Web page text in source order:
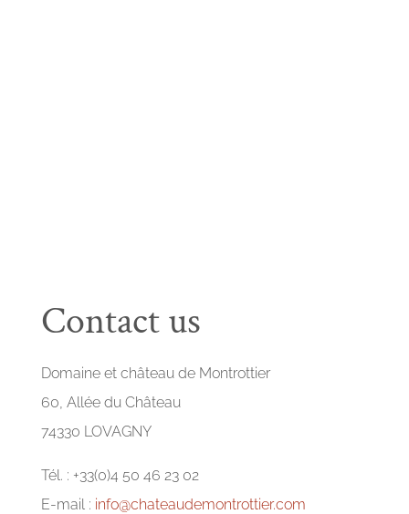
Contact us
Domaine et château de Montrottier
60, Allée du Château
74330 LOVAGNY
Tél. : +33(0)4 50 46 23 02
E-mail : info@chateaudemontrottier.com